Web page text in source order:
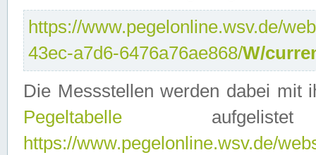
https://www.pegelonline.wsv.de/
43ec-a7d6-6476a76ae868/W/
Die Messstellen werden dabei mit
Pegeltabelle
https://www.pegelonline.wsv.de/